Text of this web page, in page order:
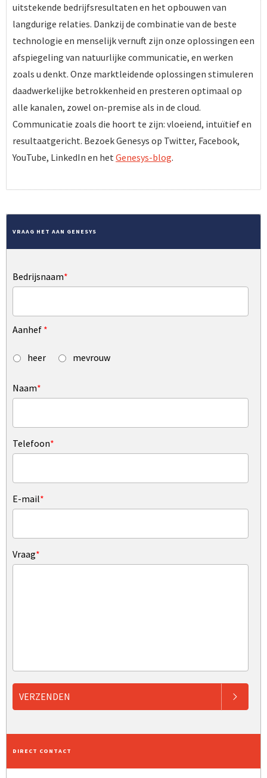
uitstekende bedrijfsresultaten en het opbouwen van
langdurige relaties. Dankzij de combinatie van de beste
technologie en menselijk vernuft zijn onze oplossingen een
afspiegeling van natuurlijke communicatie, en werken
zoals u denkt. Onze marktleidende oplossingen stimuleren
daadwerkelijke betrokkenheid en presteren optimaal op
alle kanalen, zowel on-premise als in de cloud.
Communicatie zoals die hoort te zijn: vloeiend, intuïtief en
resultaatgericht. Bezoek Genesys op Twitter, Facebook,
YouTube, LinkedIn en hetGenesys-blog.
VRAAG HET AAN GENESYS
Bedrijsnaam*
Aanhef *
heer mevrouw
Naam*
Telefoon*
E-mail*
Vraag*
VERZENDEN
DIRECT CONTACT